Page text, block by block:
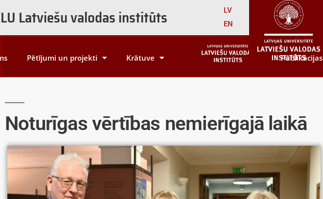
LU Latviešu valodas institūts
LV
EN
Pētījumi un projekti Krātuve Publikācijas
Noturīgas vērtības nemierīgajā laikā